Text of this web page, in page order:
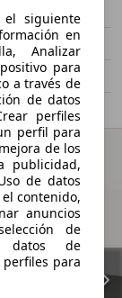
el siguiente
en
Analizar
para
a través de
de datos
perfiles
perfil para
de los
publicidad,
de datos
contenido,
anuncios
de
datos de
para